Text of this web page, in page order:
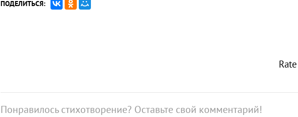
ПОДЕЛИТЬСЯ:
Понравилось стихотворение? Оставьте свой комментарий!